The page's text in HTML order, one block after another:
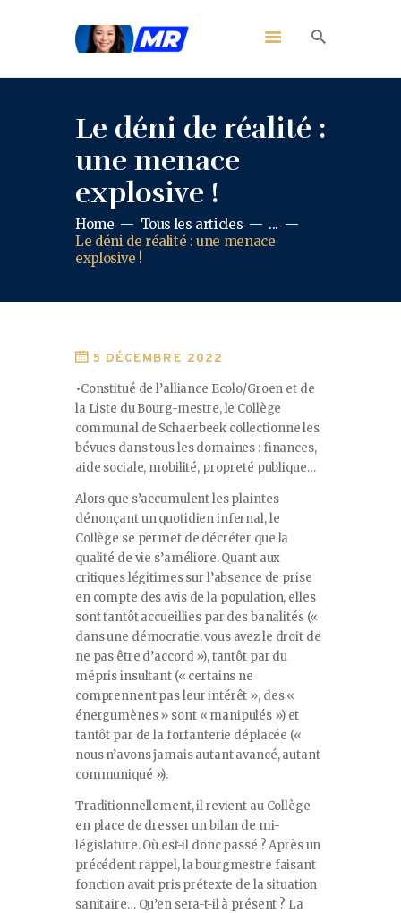
Le déni de réalité :
une menace
explosive !
Home Tous les articles
...
Le déni de réalité : une menace
explosive !
5 DÉCEMBRE 2022
•Constitué de l’alliance Ecolo/Groen et de
la Liste du Bourg-mestre, le Collège
communal de Schaerbeek collectionne les
bévues dans tous les domaines : finances,
aide sociale, mobilité, propreté publique…
Alors que s’accumulent les plaintes
dénonçant un quotidien infernal, le
Collège se permet de décréter que la
qualité de vie s’améliore. Quant aux
critiques légitimes sur l’absence de prise
en compte des avis de la population, elles
sont tantôt accueillies par des banalités («
dans une démocratie, vous avez le droit de
ne pas être d’accord »), tantôt par du
mépris insultant (« certains ne
comprennent pas leur intérêt », des «
énergumènes » sont « manipulés ») et
tantôt par de la forfanterie déplacée («
nous n’avons jamais autant avancé, autant
communiqué »).
Traditionnellement, il revient au Collège
en place de dresser un bilan de mi-
législature. Où est-il donc passé ? Après un
précédent rappel, la bourgmestre faisant
fonction avait pris prétexte de la situation
sanitaire… Qu’en sera-t-il à présent ? La